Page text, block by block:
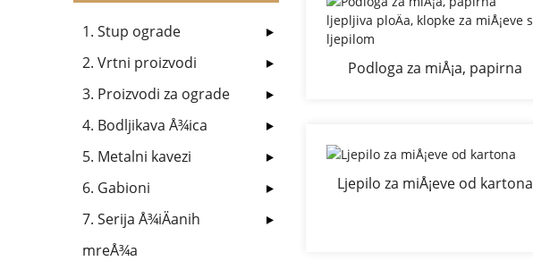
1. Stup ograde
2. Vrtni proizvodi
3. Proizvodi za ograde
4. Bodljikava Å¾ica
5. Metalni kavezi
6. Gabioni
7. Serija Å¾iÄanih
mreÅ¾a
Podloga za miÅ¡a, papirna
Ljepilo za miÅ¡eve od kartona